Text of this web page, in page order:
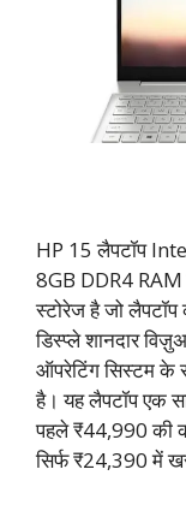
HP 15 लैपटॉप
8GB DDR4
स्टोरेज है जो
डिस्प्ले शानदार
ऑपरेटिंग सिस्टम
है। यह लैपटॉप एक
पहले ₹44,990 की
सिर्फ ₹24,390 में